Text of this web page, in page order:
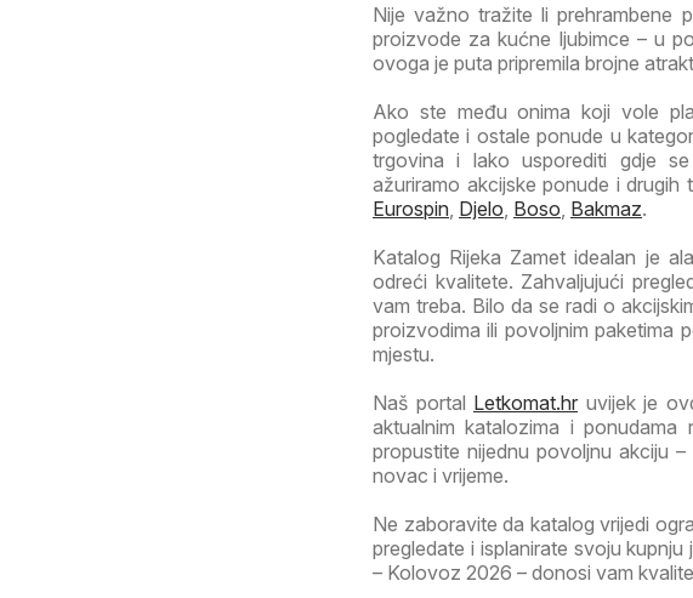
Nije važno tražite li prehrambene
proizvode za kućne ljubimce – u
ovoga je puta pripremila brojne
Ako ste među onima koji vole
pogledate i ostale ponude u
trgovina i lako usporediti gdje
ažuriramo akcijske ponude i drugih
Eurospin Djelo Boso Bakmaz.
Katalog Rijeka Zamet idealan je
odreći kvalitete. Zahvaljujući
vam treba. Bilo da se radi o
proizvodima ili povoljnim paketima
mjestu.
Naš portal Letkomat.hr uvijek je
aktualnim katalozima i
propustite nijednu povoljnu akciju
novac i vrijeme.
Ne zaboravite da katalog vrijedi
pregledate i isplanirate svoju
– Kolovoz 2026 – donosi vam